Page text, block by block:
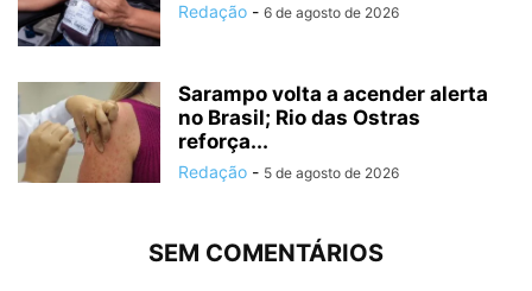
Redação - 6 de agosto de 2026
Sarampo volta a acender alerta
no Brasil; Rio das Ostras
reforça...
Redação - 5 de agosto de 2026
SEM COMENTÁRIOS